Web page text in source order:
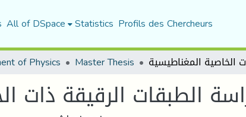
All of DSpace Statistics Profils des Chercheurs
of Physics Master Thesis
الطبقات الرقيقة ذات